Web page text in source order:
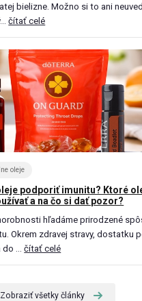
bielizne. Možno si to ani
čítať celé
oleje
podporiť imunitu? Ktoré
a na čo si dať pozor?
hľadáme prirodzené
Okrem zdravej stravy, dostatku
do ...čítať celé
Zobraziť všetky články